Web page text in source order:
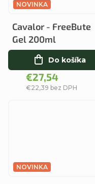
NOVINKA
Cavalor - FreeBute
Gel 200ml
€22,39 bez DPH
€27,54
Do košíka
NOVINKA